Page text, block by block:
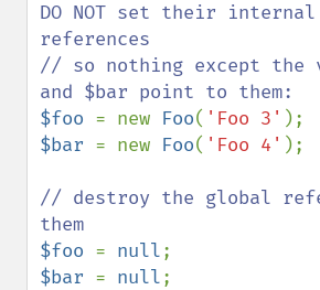
DO NOT set their internal
references
// so nothing except the
$foo = new Foo( 'Foo 3'
$bar = new Foo( 'Foo 4' );
// destroy the global
$foo = null
$bar = null;